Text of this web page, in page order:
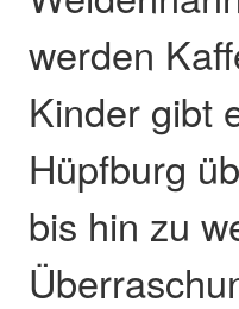
werden
Kinder gibt
Hüpfburg
bis hin zu